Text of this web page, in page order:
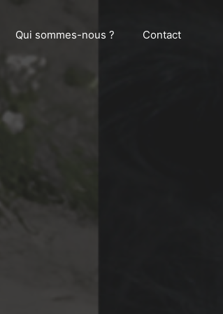
Qui sommes-nous ? Contact